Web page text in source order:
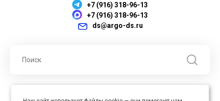
+7 (916) 318-96-13
+7 (916) 318-96-13
ds@argo-ds.ru